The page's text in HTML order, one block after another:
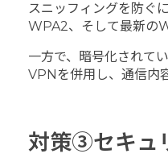
スニッフィングを防ぐ
WPA2、そして最新の
一方で、暗号化されて
VPNを併用し、通信内
対策③セキュ